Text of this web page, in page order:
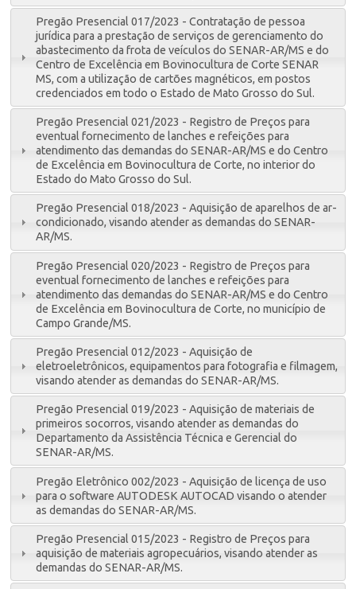
Pregão Presencial 017/2023 - Contratação de pessoa
jurídica para a prestação de serviços de gerenciamento do
abastecimento da frota de veículos do SENAR-AR/MS e do
Centro de Excelência em Bovinocultura de Corte SENAR
MS, com a utilização de cartões magnéticos, em postos
credenciados em todo o Estado de Mato Grosso do Sul.
Pregão Presencial 021/2023 - Registro de Preços para
eventual fornecimento de lanches e refeições para
atendimento das demandas do SENAR-AR/MS e do Centro
de Excelência em Bovinocultura de Corte, no interior do
Estado do Mato Grosso do Sul.
Pregão Presencial 018/2023 - Aquisição de aparelhos de ar-
condicionado, visando atender as demandas do SENAR-
AR/MS.
Pregão Presencial 020/2023 - Registro de Preços para
eventual fornecimento de lanches e refeições para
atendimento das demandas do SENAR-AR/MS e do Centro
de Excelência em Bovinocultura de Corte, no município de
Campo Grande/MS.
Pregão Presencial 012/2023 - Aquisição de
eletroeletrônicos, equipamentos para fotografia e filmagem,
visando atender as demandas do SENAR-AR/MS.
Pregão Presencial 019/2023 - Aquisição de materiais de
primeiros socorros, visando atender as demandas do
Departamento da Assistência Técnica e Gerencial do
SENAR-AR/MS.
Pregão Eletrônico 002/2023 - Aquisição de licença de uso
para o software AUTODESK AUTOCAD visando o atender
as demandas do SENAR-AR/MS.
Pregão Presencial 015/2023 - Registro de Preços para
aquisição de materiais agropecuários, visando atender as
demandas do SENAR-AR/MS.